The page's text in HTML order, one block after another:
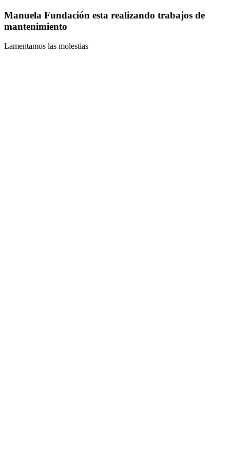
Manuela Fundación esta realizando trabajos de
mantenimiento
Lamentamos las molestias